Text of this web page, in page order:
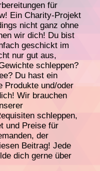
für
Ein Charity-Projekt
nicht ganz ohne
wir dich! Du bist
geschickt im
nur gut aus,
schleppen?
Du hast ein
Produkte und/oder
Wir brauchen
schleppen,
und Preise für
der
Beitrag! Jede
dich gerne über